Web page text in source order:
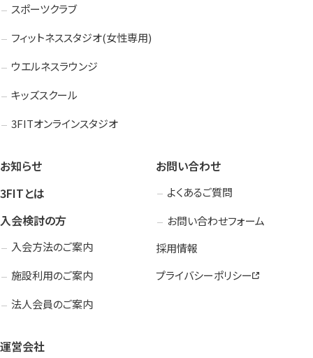
スポーツクラブ
フィットネススタジオ(女性専用)
ウエルネスラウンジ
キッズスクール
3FITオンラインスタジオ
お知らせ
3FITとは
入会検討の方
入会方法のご案内
施設利用のご案内
法人会員のご案内
お問い合わせ
よくあるご質問
お問い合わせフォーム
採用情報
プライバシーポリシー
運営会社